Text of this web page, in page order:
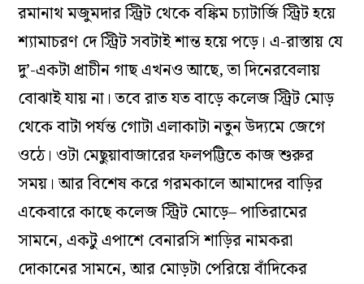
রমানাথ মজুমদার স্ট্রিট থেকে বঙ্কিম চ্যাটার্জি স্ট্রিট হয়ে
শ্যামাচরণ দে স্ট্রিট সবটাই শান্ত হয়ে পড়ে। এ-রাস্তায় যে
দু’-একটা প্রাচীন গাছ এখনও আছে, তা দিনেরবেলায়
বোঝাই যায় না। তবে রাত যত বাড়ে কলেজ স্ট্রিট মোড়
থেকে বাটা পর্যন্ত গোটা এলাকাটা নতুন উদ্যমে জেগে
ওঠে। ওটা মেছুয়াবাজারের ফলপট্টিতে কাজ শুরুর
সময়। আর বিশেষ করে গরমকালে আমাদের বাড়ির
একেবারে কাছে কলেজ স্ট্রিট মোড়ে– পাতিরামের
সামনে, একটু এপাশে বেনারসি শাড়ির নামকরা
দোকানের সামনে, আর মোড়টা পেরিয়ে বাঁদিকের